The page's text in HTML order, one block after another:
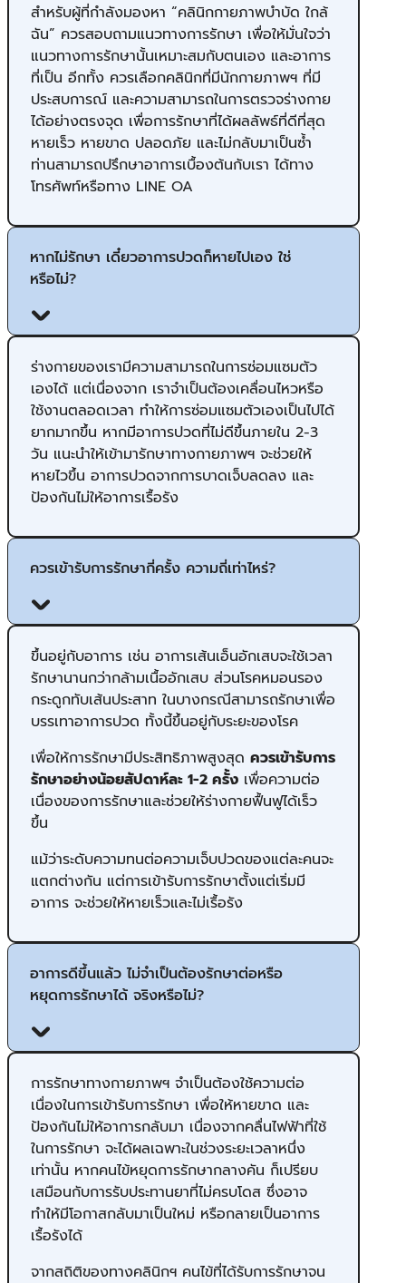
สำหรับผู้ที่กำลังมองหา “คลินิกกายภาพบำบัด ใกล้
ฉัน” ควรสอบถามแนวทางการรักษา เพื่อให้มั่นใจว่า
แนวทางการรักษานั้นเหมาะสมกับตนเอง และอาการ
ที่เป็น อีกทั้ง ควรเลือกคลินิกที่มีนักกายภาพฯ ที่มี
ประสบการณ์ และความสามารถในการตรวจร่างกาย
ได้อย่างตรงจุด เพื่อการรักษาที่ได้ผลลัพธ์ที่ดีที่สุด
หายเร็ว หายขาด ปลอดภัย และไม่กลับมาเป็นซ้ำ
ท่านสามารถปรึกษาอาการเบื้องต้นกับเรา ได้ทาง
โทรศัพท์หรือทาง LINE OA
หากไม่รักษา เดี๋ยวอาการปวดก็หายไปเอง ใช่
หรือไม่?
ร่างกายของเรามีความสามารถในการซ่อมแซมตัว
เองได้ แต่เนื่องจาก เราจำเป็นต้องเคลื่อนไหวหรือ
ใช้งานตลอดเวลา ทำให้การซ่อมแซมตัวเองเป็นไปได้
ยากมากขึ้น ​หากมีอาการปวดที่ไม่ดีขึ้นภายใน 2-3
วัน แนะนำให้เข้ามารักษาทางกายภาพฯ จะช่วยให้
หายไวขึ้น อาการปวดจากการบาดเจ็บลดลง และ
ป้องกันไม่ให้อาการเรื้อรัง
ควรเข้ารับการรักษากี่ครั้ง ความถี่เท่าไหร่?
ขึ้นอยู่กับอาการ เช่น อาการเส้นเอ็นอักเสบจะใช้เวลา
รักษานานกว่ากล้ามเนื้ออักเสบ ส่วนโรคหมอนรอง
กระดูกทับเส้นประสาท ในบางกรณีสามารถรักษาเพื่อ
บรรเทาอาการปวด ทั้งนี้ขึ้นอยู่กับระยะของโรค
เพื่อให้การรักษามีประสิทธิภาพสูงสุด ควรเข้ารับการ
รักษาอย่างน้อยสัปดาห์ละ 1-2 ครั้ง เพื่อความต่อ
เนื่องของการรักษาและช่วยให้ร่างกายฟื้นฟูได้เร็ว
ขึ้น
แม้ว่าระดับความทนต่อความเจ็บปวดของแต่ละคนจะ
แตกต่างกัน แต่การเข้ารับการรักษาตั้งแต่เริ่มมี
อาการ จะช่วยให้หายเร็วและไม่เรื้อรัง
อาการดีขึ้นแล้ว ไม่จำเป็นต้องรักษาต่อหรือ
หยุดการรักษาได้ จริงหรือไม่?
การรักษาทางกายภาพฯ จำเป็นต้องใช้ความต่อ
เนื่องในการเข้ารับการรักษา เพื่อให้หายขาด และ
ป้องกันไม่ให้อาการกลับมา เนื่องจากคลื่นไฟฟ้าที่ใช้
ในการรักษา จะได้ผลเฉพาะในช่วงระยะเวลาหนึ่ง
เท่านั้น หากคนไข้หยุดการรักษากลางคัน ก็เปรียบ
เสมือนกับการรับประทานยาที่ไม่ครบโดส ซึ่งอาจ
ทำให้มีโอกาสกลับมาเป็นใหม่ หรือกลายเป็นอาการ
เรื้อรังได้
จากสถิติของทางคลินิกฯ คนไข้ที่ได้รับการรักษาจน